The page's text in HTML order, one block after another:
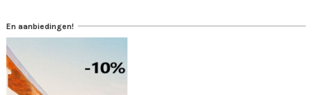
En aanbiedingen!